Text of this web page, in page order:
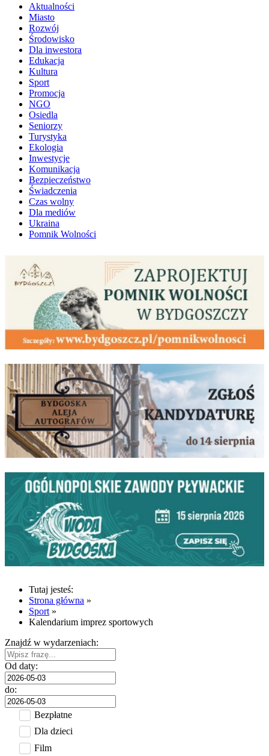
Aktualności
Miasto
Rozwój
Środowisko
Dla inwestora
Edukacja
Kultura
Sport
Promocja
NGO
Osiedla
Seniorzy
Turystyka
Ekologia
Inwestycje
Komunikacja
Bezpieczeństwo
Świadczenia
Czas wolny
Dla mediów
Ukraina
Pomnik Wolności
Tutaj jesteś:
Strona główna »
Sport »
Kalendarium imprez sportowych
Znajdź w wydarzeniach:
Od daty:
do:
Bezpłatne
Dla dzieci
Film